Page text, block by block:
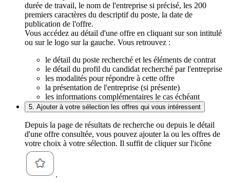
durée de travail, le nom de l'entreprise si précisé, les 200
premiers caractères du descriptif du poste, la date de
publication de l'offre.
Vous accédez au détail d'une offre en cliquant sur son intitulé
ou sur le logo sur la gauche. Vous retrouvez :
le détail du poste recherché et les éléments de contrat
le détail du profil du candidat recherché par l'entreprise
les modalités pour répondre à cette offre
la présentation de l'entreprise (si présente)
les informations complémentaires le cas échéant
5. Ajouter à votre sélection les offres qui vous intéressent
Depuis la page de résultats de recherche ou depuis le détail
d'une offre consultée, vous pouvez ajouter la ou les offres de
votre choix à votre sélection. Il suffit de cliquer sur l'icône
.